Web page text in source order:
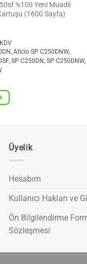
%100 Yeni Muadil
(1600 Sayfa)
Aficio SP C250DNW,
SP C250DN, SP C250DNW,
Üyelik
Hesabım
Kullanıcı Hakları ve
Ön Bilgilendirme
Sözleşmesi